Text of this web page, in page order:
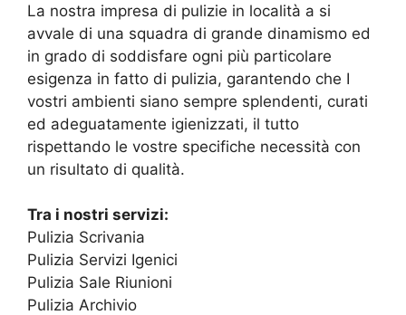
La nostra impresa di pulizie in località a si
avvale di una squadra di grande dinamismo ed
in grado di soddisfare ogni più particolare
esigenza in fatto di pulizia, garantendo che I
vostri ambienti siano sempre splendenti, curati
ed adeguatamente igienizzati, il tutto
rispettando le vostre specifiche necessità con
un risultato di qualità.
Tra i nostri servizi:
Pulizia Scrivania
Pulizia Servizi Igenici
Pulizia Sale Riunioni
Pulizia Archivio